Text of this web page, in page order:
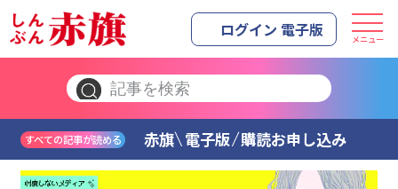
ログイン 電子版 メニュー
すべての記事が読める 赤旗 電子版 購読お申し込み